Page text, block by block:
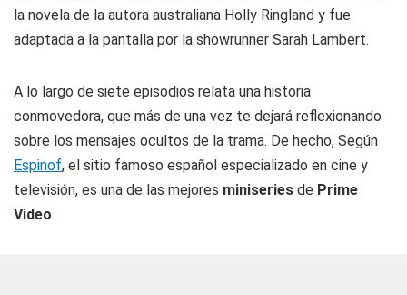
la novela de la autora australiana Holly Ringland y fue
adaptada a la pantalla por la showrunner Sarah Lambert.
A lo largo de siete episodios relata una historia
conmovedora, que más de una vez te dejará reflexionando
sobre los mensajes ocultos de la trama. De hecho, Según
Espinof, el sitio famoso español especializado en cine y
televisión, es una de las mejores miniseries de Prime
Video.